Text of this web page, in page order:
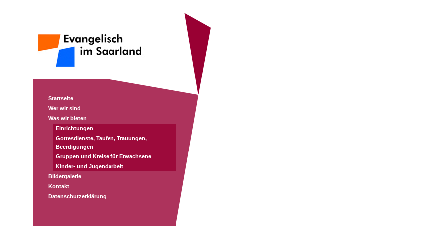
Startseite
Wer wir sind
Was wir bieten
Einrichtungen
Gottesdienste, Taufen, Trauungen,
Beerdigungen
Gruppen und Kreise für Erwachsene
Kinder- und Jugendarbeit
Bildergalerie
Kontakt
Datenschutzerklärung